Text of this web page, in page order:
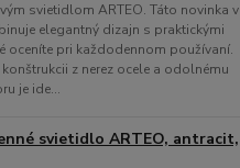
svietidlom ARTEO. Táto novinka v
elegantný dizajn s praktickými
oceníte pri každodennom používaní.
z nerez ocele a odolnému
je ide...
svietidlo ARTEO, antracit,